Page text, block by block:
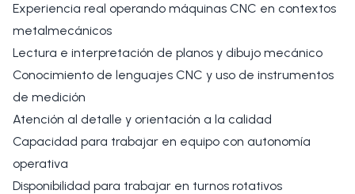
Experiencia real operando máquinas CNC en contextos
metalmecánicos
Lectura e interpretación de planos y dibujo mecánico
Conocimiento de lenguajes CNC y uso de instrumentos
de medición
Atención al detalle y orientación a la calidad
Capacidad para trabajar en equipo con autonomía
operativa
Disponibilidad para trabajar en turnos rotativos